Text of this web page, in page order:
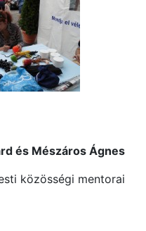
és Mészáros Ágnes
közösségi mentorai